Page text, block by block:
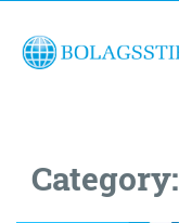
Category: